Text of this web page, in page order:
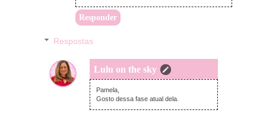
Responder
Respostas
Lulu on the sky
segunda-feira, fevereiro 18, 2013
Pamela,
Gosto dessa fase atual dela.